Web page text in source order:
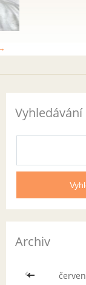
Vyhledávání
Archiv
<< červen